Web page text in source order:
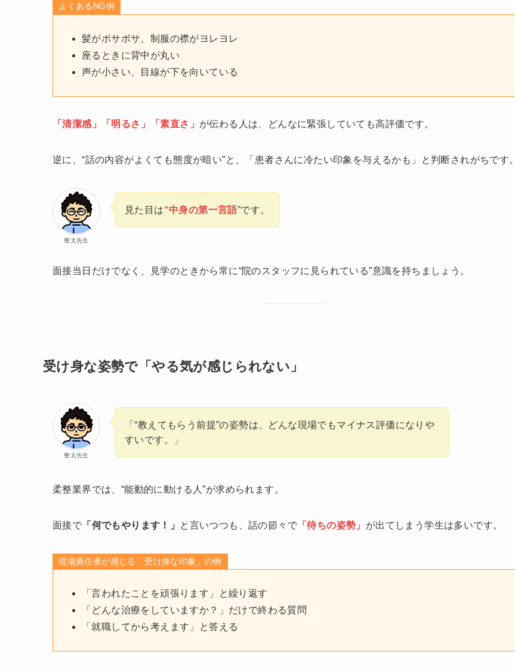
よくあるNG例
髪がボサボサ、制服の襟がヨレヨレ
座るときに背中が丸い
声が小さい、目線が下を向いている
「清潔感」「明るさ」「素直さ」 が伝わる人は、どんなに緊張していても高評価です。
逆に、“話の内容がよくても態度が暗い”と、「患者さんに冷たい印象を与えるかも」と判断されがちです。
整太先生
見た目は“中身の第一言語”です。
面接当日だけでなく、見学のときから常に“院のスタッフに見られている”意識を持ちましょう。
受け身な姿勢で「やる気が感じられない」
整太先生
「“教えてもらう前提”の姿勢は、どんな現場でもマイナス評価になりや
すいです。」
柔整業界では、“能動的に動ける人”が求められます。
面接で 「何でもやります！」 と言いつつも、話の節々で 「待ちの姿勢」 が出てしまう学生は多いです。
現場責任者が感じる「受け身な印象」の例
「言われたことを頑張ります」と繰り返す
「どんな治療をしていますか？」だけで終わる質問
「就職してから考えます」と答える